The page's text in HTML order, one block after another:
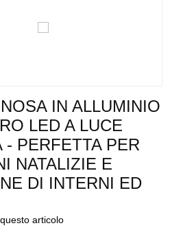
IN ALLUMINIO
LED A LUCE
- PERFETTA PER
NATALIZIE E
DI INTERNI ED
articolo